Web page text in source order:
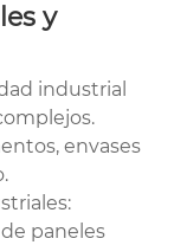
y
industrial
envases
paneles